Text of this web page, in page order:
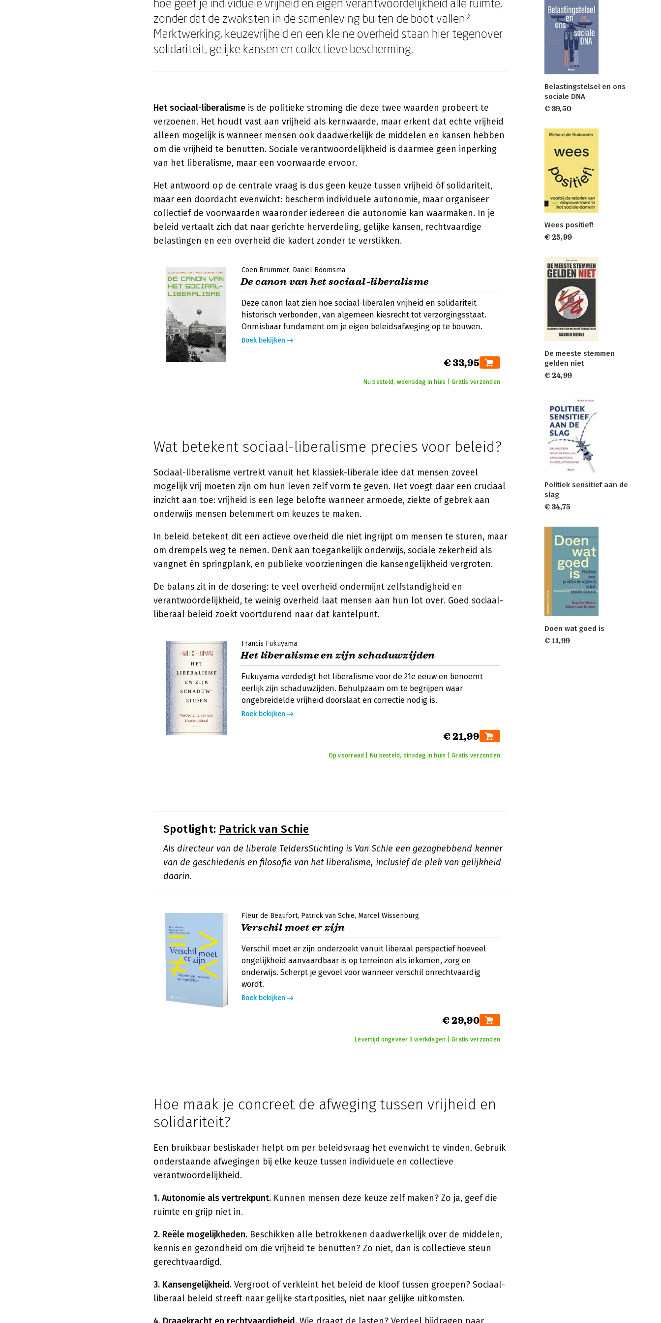
zonder dat de zwaksten in de samenleving buiten de boot vallen?
Marktwerking, keuzevrijheid en een kleine overheid staan hier tegenover
solidariteit, gelijke kansen en collectieve bescherming.
Het sociaal-liberalisme is de politieke stroming die deze twee waarden probeert te
verzoenen. Het houdt vast aan vrijheid als kernwaarde, maar erkent dat echte vrijheid
alleen mogelijk is wanneer mensen ook daadwerkelijk de middelen en kansen hebben
om die vrijheid te benutten. Sociale verantwoordelijkheid is daarmee geen inperking
van het liberalisme, maar een voorwaarde ervoor.
Het antwoord op de centrale vraag is dus geen keuze tussen vrijheid óf solidariteit,
maar een doordacht evenwicht: bescherm individuele autonomie, maar organiseer
collectief de voorwaarden waaronder iedereen die autonomie kan waarmaken. In je
beleid vertaalt zich dat naar gerichte herverdeling, gelijke kansen, rechtvaardige
belastingen en een overheid die kadert zonder te verstikken.
Coen Brummer Daniël Boomsma
De canon van het sociaal-liberalisme
Deze canon laat zien hoe sociaal-liberalen vrijheid en solidariteit
historisch verbonden, van algemeen kiesrecht tot verzorgingsstaat.
Onmisbaar fundament om je eigen beleidsafweging op te bouwen.
Boek bekijken
€ 33,95
Nu besteld, woensdag in huis | Gratis verzonden
Wat betekent sociaal-liberalisme precies voor beleid?
Sociaal-liberalisme vertrekt vanuit het klassiek-liberale idee dat mensen zoveel
mogelijk vrij moeten zijn om hun leven zelf vorm te geven. Het voegt daar een cruciaal
inzicht aan toe: vrijheid is een lege belofte wanneer armoede, ziekte of gebrek aan
onderwijs mensen belemmert om keuzes te maken.
In beleid betekent dit een actieve overheid die niet ingrijpt om mensen te sturen, maar
om drempels weg te nemen. Denk aan toegankelijk onderwijs, sociale zekerheid als
vangnet én springplank, en publieke voorzieningen die kansengelijkheid vergroten.
De balans zit in de dosering: te veel overheid ondermijnt zelfstandigheid en
verantwoordelijkheid, te weinig overheid laat mensen aan hun lot over. Goed sociaal-
liberaal beleid zoekt voortdurend naar dat kantelpunt.
Francis Fukuyama
Het liberalisme en zijn schaduwzijden
Fukuyama verdedigt het liberalisme voor de 21e eeuw en benoemt
eerlijk zijn schaduwzijden. Behulpzaam om te begrijpen waar
ongebreidelde vrijheid doorslaat en correctie nodig is.
Boek bekijken
€ 21,99
Op voorraad | Nu besteld, dinsdag in huis | Gratis verzonden
Spotlight: Patrick van Schie
Als directeur van de liberale TeldersStichting is Van Schie een gezaghebbend kenner
van de geschiedenis en filosofie van het liberalisme, inclusief de plek van gelijkheid
daarin.
Fleur de Beaufort Patrick van Schie Marcel Wissenburg
Verschil moet er zijn
Verschil moet er zijn onderzoekt vanuit liberaal perspectief hoeveel
ongelijkheid aanvaardbaar is op terreinen als inkomen, zorg en
onderwijs. Scherpt je gevoel voor wanneer verschil onrechtvaardig
wordt.
Boek bekijken
€ 29,90
Levertijd ongeveer 3 werkdagen | Gratis verzonden
Hoe maak je concreet de afweging tussen vrijheid en
solidariteit?
Een bruikbaar besliskader helpt om per beleidsvraag het evenwicht te vinden. Gebruik
onderstaande afwegingen bij elke keuze tussen individuele en collectieve
verantwoordelijkheid.
1. Autonomie als vertrekpunt. Kunnen mensen deze keuze zelf maken? Zo ja, geef die
ruimte en grijp niet in.
2. Reële mogelijkheden. Beschikken alle betrokkenen daadwerkelijk over de middelen,
kennis en gezondheid om die vrijheid te benutten? Zo niet, dan is collectieve steun
gerechtvaardigd.
3. Kansengelijkheid. Vergroot of verkleint het beleid de kloof tussen groepen? Sociaal-
liberaal beleid streeft naar gelijke startposities, niet naar gelijke uitkomsten.
Belastingstelsel en ons
sociale DNA
€ 39,50
Wees positief!
€ 25,99
De meeste stemmen
gelden niet
€ 24,99
Politiek sensitief aan de
slag
€ 34,75
Doen wat goed is
€ 11,99